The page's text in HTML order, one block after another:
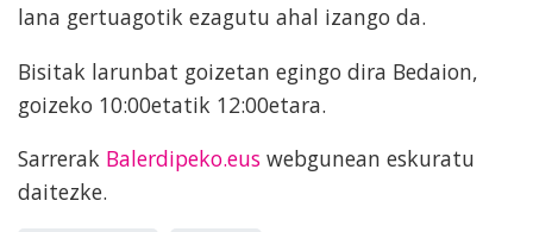
lana gertuagotik ezagutu ahal izango da.
Bisitak larunbat goizetan egingo dira Bedaion,
goizeko 10:00etatik 12:00etara.
Sarrerak Balerdipeko.eus webgunean eskuratu
daitezke.